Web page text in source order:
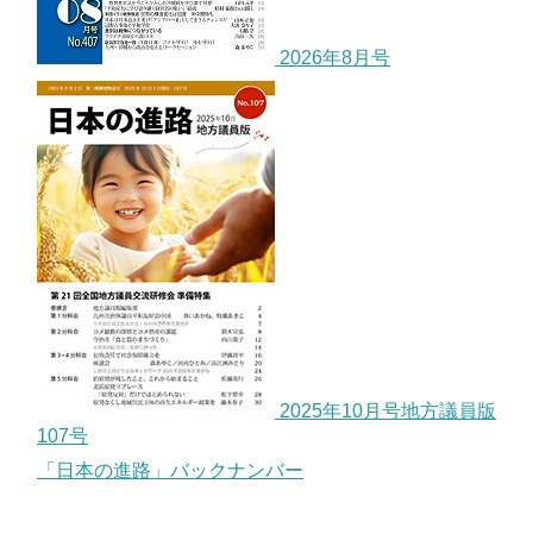
2026年8月号
2025年10月号地方議員版
107号
「日本の進路」バックナンバー